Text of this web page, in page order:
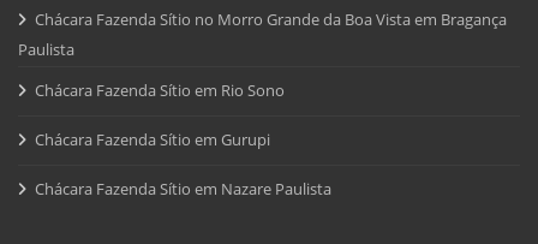
Chácara Fazenda Sítio no Morro Grande da Boa Vista em Bragança
Paulista
Chácara Fazenda Sítio em Rio Sono
Chácara Fazenda Sítio em Gurupi
Chácara Fazenda Sítio em Nazare Paulista